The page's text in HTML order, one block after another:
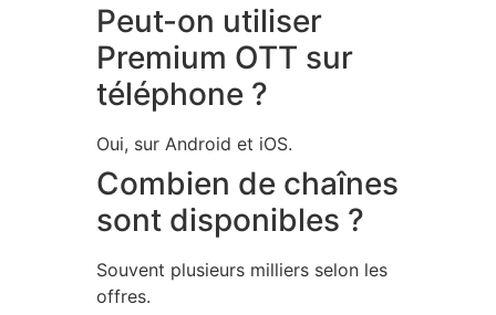
Peut-on utiliser
Premium OTT sur
téléphone ?
Oui, sur Android et iOS.
Combien de chaînes
sont disponibles ?
Souvent plusieurs milliers selon les
offres.